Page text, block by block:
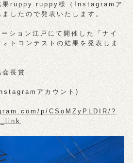
果ruppy.ruppy様（Instagramア
したので発表いたします。
ション江戸にて開催した「ナイ
トコンテストの結果を発表しま
長賞
アカウント)
p/CSoMZyPLDIR/?